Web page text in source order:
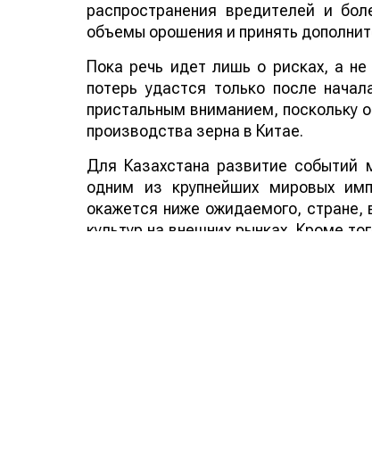
распространения вредителей и
объемы орошения и принять
Пока речь идет лишь о рисках, а
потерь удастся только после
пристальным вниманием, поскольку
производства зерна в Китае.
Для Казахстана развитие событий
одним из крупнейших мировых
окажется ниже ожидаемого, стране,
культур на внешних рынках. Кроме